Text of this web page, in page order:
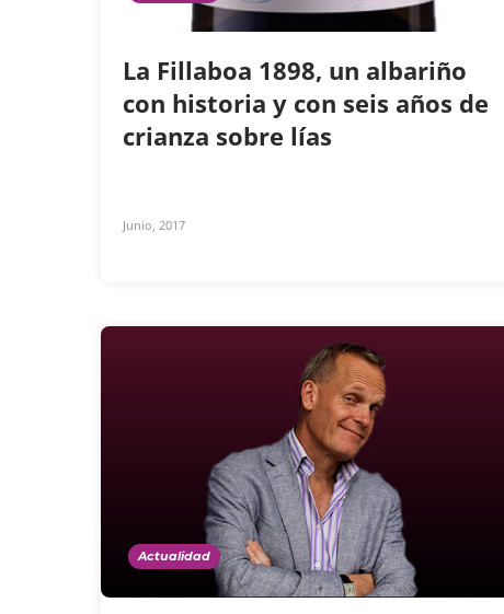
La Fillaboa 1898, un albariño
con historia y con seis años de
crianza sobre lías
Junio, 2017
Actualidad